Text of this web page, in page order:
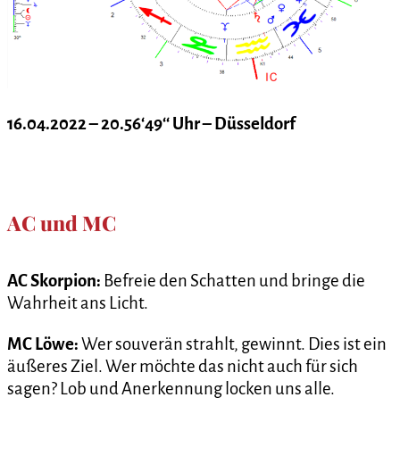
16.04.2022 – 20.56‘49‘‘ Uhr – Düsseldorf
AC und MC
AC Skorpion: Befreie den Schatten und bringe die
Wahrheit ans Licht.
MC Löwe:Wer souverän strahlt, gewinnt. Dies ist ein
äußeres Ziel. Wer möchte das nicht auch für sich
sagen? Lob und Anerkennung locken uns alle.